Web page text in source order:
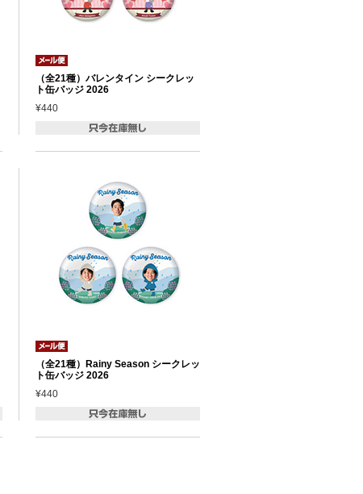
（全21種）バレンタイン シークレッ
ト缶バッジ 2026
¥440
（全21種）Rainy Season シークレッ
ト缶バッジ 2026
¥440